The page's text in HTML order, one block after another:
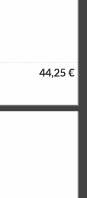
44,25 €